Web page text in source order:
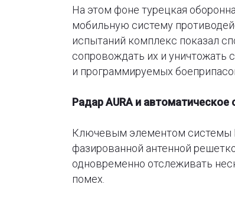
На этом фоне турецкая
мобильную систему
испытаний комплекс показал
сопровождать их и уничтожать
и программируемых
Радар AURA и
Ключевым элементом системы
фазированной антенной
одновременно отслеживать
помех.